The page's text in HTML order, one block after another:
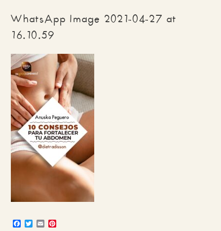
WhatsApp Image 2021-04-27 at
16.10.59
Facebook
Twitter
Email